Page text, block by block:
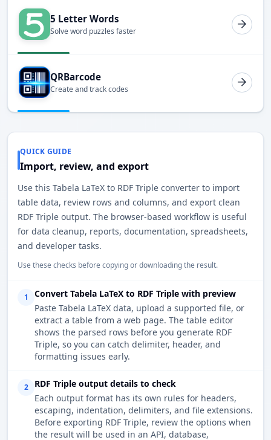
5 Letter Words
Solve word puzzles faster
QRBarcode
Create and track codes
QUICK GUIDE
Import, review, and export
Use this Tabela LaTeX to RDF Triple converter to import
table data, review rows and columns, and export clean
RDF Triple output. The browser-based workflow is useful
for data cleanup, reports, documentation, spreadsheets,
and developer tasks.
Use these checks before copying or downloading the result.
1
Convert Tabela LaTeX to RDF Triple with preview
Paste Tabela LaTeX data, upload a supported file, or
extract a table from a web page. The table editor
shows the parsed rows before you generate RDF
Triple, so you can catch delimiter, header, and
formatting issues early.
2
RDF Triple output details to check
Each output format has its own rules for headers,
escaping, indentation, delimiters, and file extensions.
Before exporting RDF Triple, review the options when
the result will be used in an API, database,